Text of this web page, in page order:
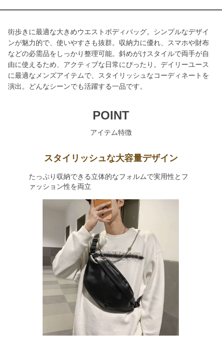
街歩きに最適な大きめウエストボディバッグ。シンプルなデザイ
ンが魅力的で、使いやすさも抜群。収納力に優れ、スマホや財布
などの必需品をしっかり整理可能。斜めがけスタイルで両手が自
由に使えるため、アクティブな日常にぴったり。デイリーユース
に最適なメンズアイテムで、スタイリッシュなコーディネートを
演出。どんなシーンでも活躍する一品です。
POINT
アイテム特徴
スタイリッシュな大容量デザイン
たっぷり収納できる立体的なフォルムで実用性とフ
ァッション性を両立